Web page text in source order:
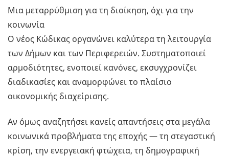
Μια μεταρρύθμιση για τη διοίκηση, όχι για την
κοινωνία
Ο νέος Κώδικας οργανώνει καλύτερα τη λειτουργία
των Δήμων και των Περιφερειών. Συστηματοποιεί
αρμοδιότητες, ενοποιεί κανόνες, εκσυγχρονίζει
διαδικασίες και αναμορφώνει το πλαίσιο
οικονομικής διαχείρισης.
Αν όμως αναζητήσει κανείς απαντήσεις στα μεγάλα
κοινωνικά προβλήματα της εποχής — τη στεγαστική
κρίση, την ενεργειακή φτώχεια, τη δημογραφική